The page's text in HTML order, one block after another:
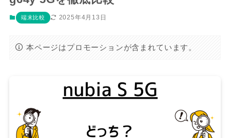
端末比較 2025年4月13日
本ページはプロモーションが含まれています。